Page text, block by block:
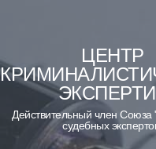
content
ЦЕНТР
Действительный член
судебных